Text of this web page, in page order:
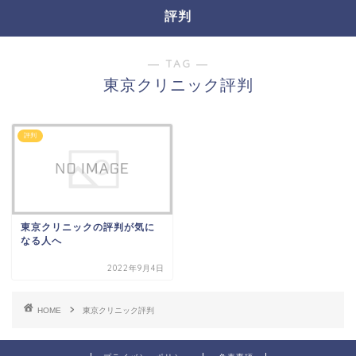
評判
― TAG ―
東京クリニック評判
評判
東京クリニックの評判が気に
なる人へ
2022年9月4日
HOME 東京クリニック評判